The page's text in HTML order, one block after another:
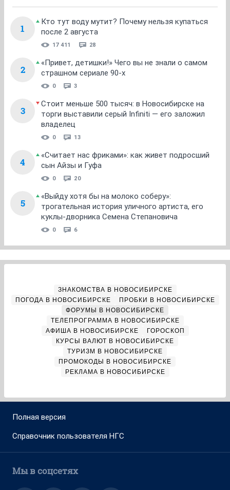
1
Кто тут воду мутит? Почему нельзя купаться
после 2 августа
17 411 28
2
«Привет, детишки!» Чего вы не знали о самом
страшном сериале 90-х
0 3
3
Стоит меньше 500 тысяч: в Новосибирске на
торги выставили серый Infiniti — его заложил
владелец
0 13
4
«Считает нас фриками»: как живет подросший
сын Айзы и Гуфа
0 20
5
«Выйду хотя бы на молоко соберу»:
трогательная история уличного артиста, его
куклы-дворника Семена Степановича
0 6
ЗНАКОМСТВА В НОВОСИБИРСКЕ
ПОГОДА В НОВОСИБИРСКЕ
ПРОБКИ В НОВОСИБИРСКЕ
ФОРУМЫ В НОВОСИБИРСКЕ
ТЕЛЕПРОГРАММА В НОВОСИБИРСКЕ
АФИША В НОВОСИБИРСКЕ
ГОРОСКОП
КУРСЫ ВАЛЮТ В НОВОСИБИРСКЕ
ТУРИЗМ В НОВОСИБИРСКЕ
ПРОМОКОДЫ В НОВОСИБИРСКЕ
РЕКЛАМА В НОВОСИБИРСКЕ
Полная версия
Справочник пользователя НГС
Мы в соцсетях